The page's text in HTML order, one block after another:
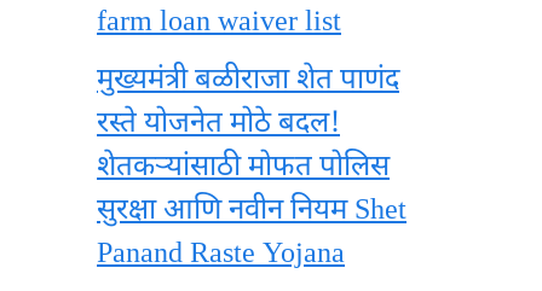
farm loan waiver list
मुख्यमंत्री बळीराजा शेत पाणंद
रस्ते योजनेत मोठे बदल!
शेतकऱ्यांसाठी मोफत पोलिस
सुरक्षा आणि नवीन नियम Shet
Panand Raste Yojana